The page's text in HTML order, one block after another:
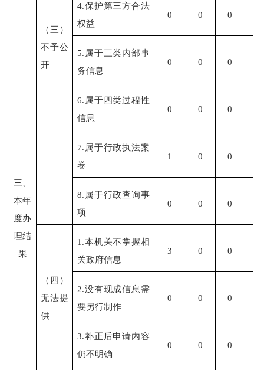
三、
本年
度办
理结
果
（三）
不予公
开
4.保护第三方合法
权益
0 0 0
5.属于三类内部事
务信息
0 0 0
6.属于四类过程性
信息
0 0 0
7.属于行政执法案
卷
1 0 0
8.属于行政查询事
项
0 0 0
（四）
无法提
供
1.本机关不掌握相
关政府信息
3 0 0
2.没有现成信息需
要另行制作
0 0 0
3.补正后申请内容
仍不明确
0 0 0